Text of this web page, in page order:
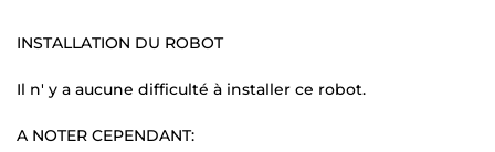
INSTALLATION DU ROBOT
Il n' y a aucune difficulté à installer ce robot.
A NOTER CEPENDANT: